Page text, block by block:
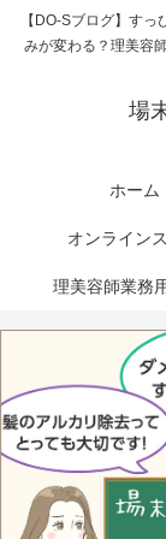
【DO-Sブログ】す
みが変わる？理美容
場
ホーム
オンライン
理美容師業務